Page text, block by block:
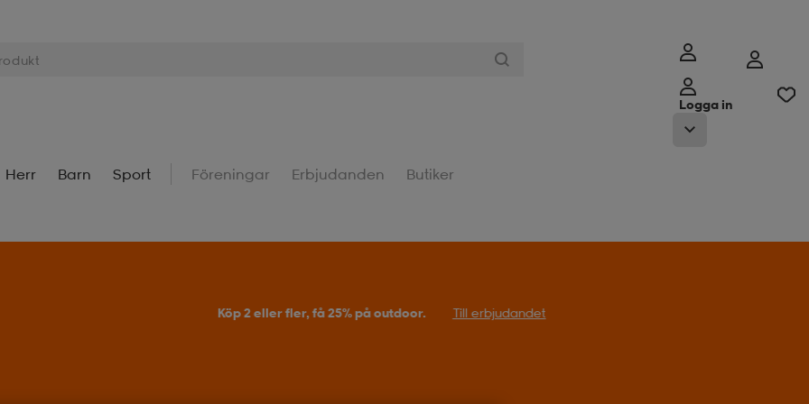
Logga in
Herr Barn Sport Föreningar Erbjudanden Butiker
Köp 2 eller fler, få 25% på outdoor. Till erbjudandet